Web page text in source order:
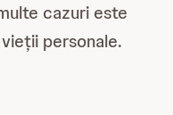
cazuri este
personale.